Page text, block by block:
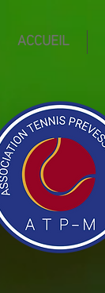
ACCUEIL